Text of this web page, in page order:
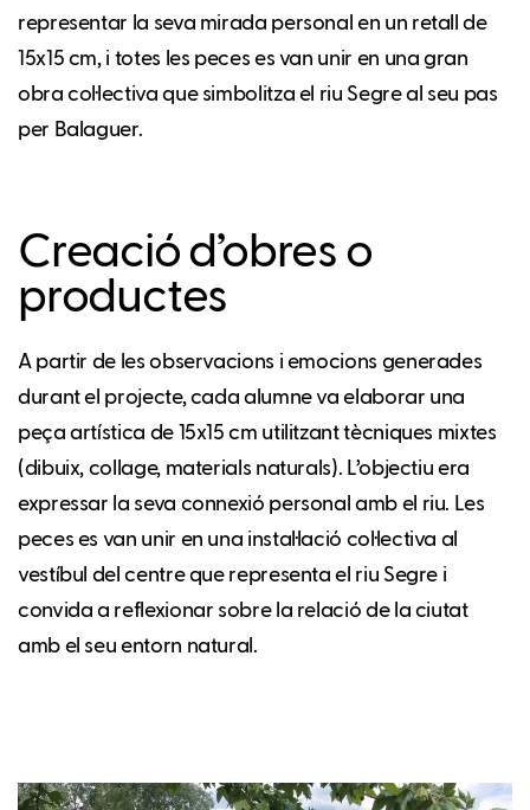
representar la seva mirada personal en un retall de
15x15 cm, i totes les peces es van unir en una gran
obra col·lectiva que simbolitza el riu Segre al seu pas
per Balaguer.
Creació d’obres o
productes
A partir de les observacions i emocions generades
durant el projecte, cada alumne va elaborar una
peça artística de 15x15 cm utilitzant tècniques mixtes
(dibuix, collage, materials naturals). L’objectiu era
expressar la seva connexió personal amb el riu. Les
peces es van unir en una instal·lació col·lectiva al
vestíbul del centre que representa el riu Segre i
convida a reflexionar sobre la relació de la ciutat
amb el seu entorn natural.